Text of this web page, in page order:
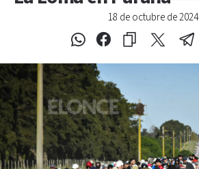
18 de octubre de 2024